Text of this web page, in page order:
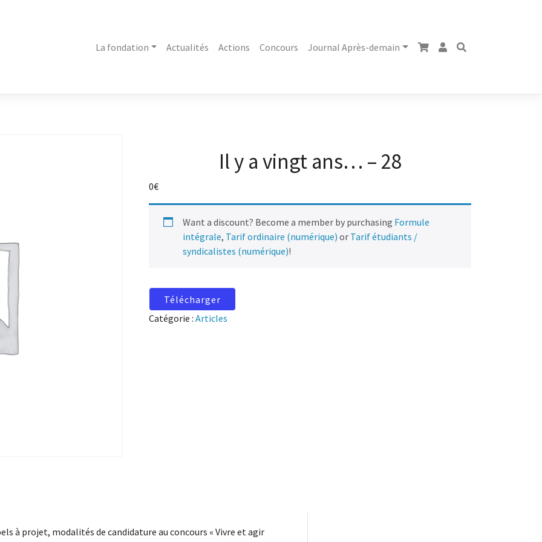
La fondation Actualités Actions Concours Journal Après-demain
Il y a vingt ans… – 28
0€
Want a discount? Become a member by purchasing Formule
intégrale, Tarif ordinaire (numérique) or Tarif étudiants /
syndicalistes (numérique)!
Télécharger
Catégorie :Articles
à projet, modalités de candidature au concours « Vivre et agir